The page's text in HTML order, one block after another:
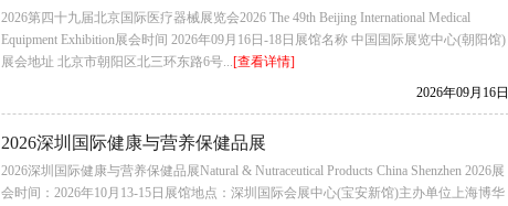
2026第四十九届北京国际医疗器械展览会2026 The 49th Beijing International Medical
Equipment Exhibition展会时间 2026年09月16日-18日展馆名称 中国国际展览中心(朝阳馆)
展会地址 北京市朝阳区北三环东路6号...[查看详情]
2026年09月16日
2026深圳国际健康与营养保健品展
2026深圳国际健康与营养保健品展Natural & Nutraceutical Products China Shenzhen 2026展
会时间：2026年10月13-15日展馆地点：深圳国际会展中心(宝安新馆)主办单位上海博华